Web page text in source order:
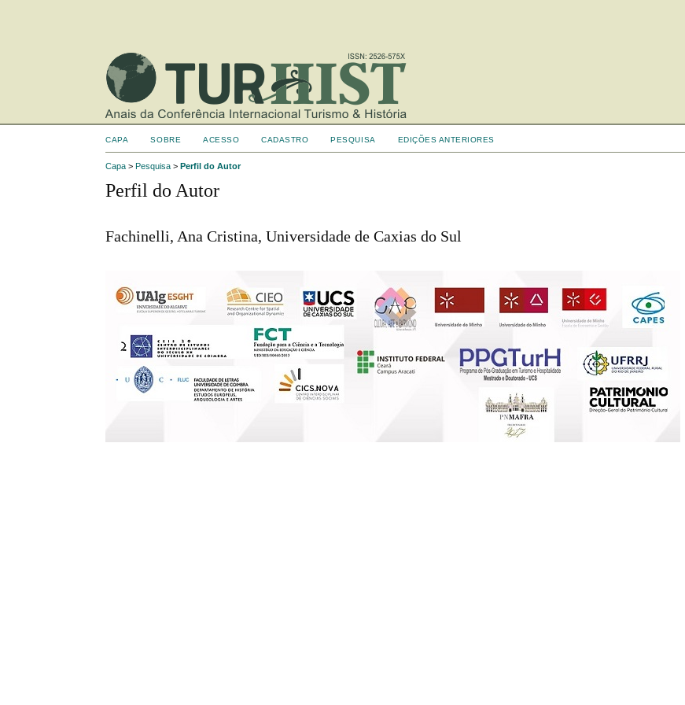
CAPA SOBRE ACESSO CADASTRO PESQUISA EDIÇÕES ANTERIORES
Capa >Pesquisa >Perfil do Autor
Perfil do Autor
Fachinelli, Ana Cristina, Universidade de Caxias do Sul